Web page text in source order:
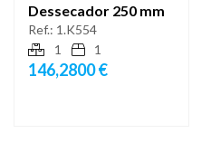
Dessecador 250 mm
Ref.: 1.K554
1
1
146,2800 €